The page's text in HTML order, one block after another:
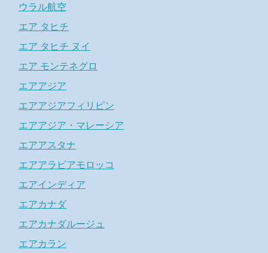
ウラル航空
エア タヒチ
エア タヒチ ヌイ
エア モンテネグロ
エアアジア
エアアジアフィリピン
エアアジア・マレーシア
エアアスタナ
エアアラビアモロッコ
エアインディア
エアカナダ
エアカナダルージュ
エアカラン